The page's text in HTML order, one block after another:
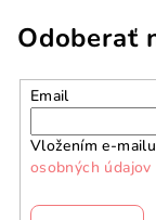
Odoberať
Email
Vložením e-
osobných údajov